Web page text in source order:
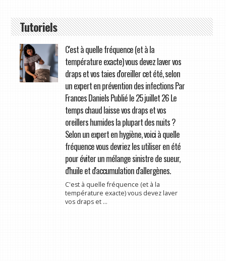
Tutoriels
C'est à quelle fréquence (et à la
température exacte) vous devez laver vos
draps et vos taies d'oreiller cet été, selon
un expert en prévention des infections Par
Frances Daniels Publié le 25 juillet 26 Le
temps chaud laisse vos draps et vos
oreillers humides la plupart des nuits ?
Selon un expert en hygiène, voici à quelle
fréquence vous devriez les utiliser en été
pour éviter un mélange sinistre de sueur,
d'huile et d'accumulation d'allergènes.
C'est à quelle fréquence (et à la
température exacte) vous devez laver
vos draps et ...